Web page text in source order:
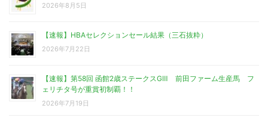
2026年8月5日
【速報】HBAセレクションセール結果（三石抜粋）
2026年7月22日
【速報】第58回 函館2歳ステークスGⅢ 前田ファーム生産馬 フ
ェリチタ号が重賞初制覇！！
2026年7月19日